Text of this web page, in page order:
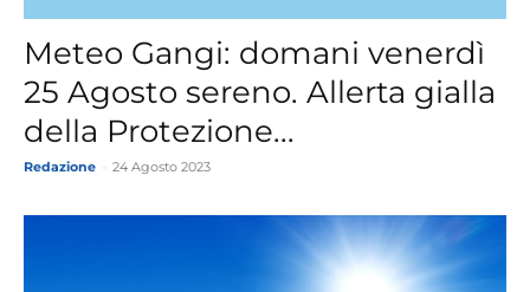
Meteo Gangi: domani venerdì
25 Agosto sereno. Allerta gialla
della Protezione...
Redazione 24 Agosto 2023